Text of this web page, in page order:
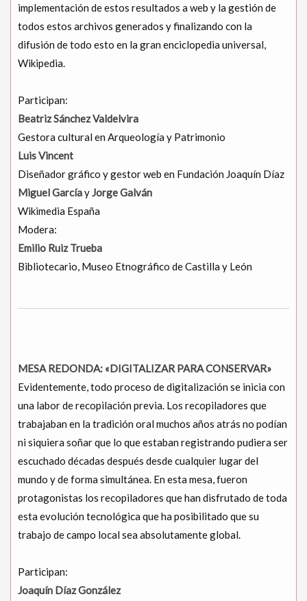
implementación de estos resultados a web y la gestión de
todos estos archivos generados y finalizando con la
difusión de todo esto en la gran enciclopedia universal,
Wikipedia.
Participan:
Beatriz Sánchez Valdelvira
Gestora cultural en Arqueología y Patrimonio
Luis Vincent
Diseñador gráfico y gestor web en Fundación Joaquín Díaz
Miguel GarcíayJorge Galván
Wikimedia España
Modera:
Emilio Ruiz Trueba
Bibliotecario, Museo Etnográfico de Castilla y León
MESA REDONDA: «DIGITALIZAR PARA CONSERVAR»
Evidentemente, todo proceso de digitalización se inicia con
una labor de recopilación previa. Los recopiladores que
trabajaban en la tradición oral muchos años atrás no podían
ni siquiera soñar que lo que estaban registrando pudiera ser
escuchado décadas después desde cualquier lugar del
mundo y de forma simultánea. En esta mesa, fueron
protagonistas los recopiladores que han disfrutado de toda
esta evolución tecnológica que ha posibilitado que su
trabajo de campo local sea absolutamente global.
Participan:
Joaquín Díaz González